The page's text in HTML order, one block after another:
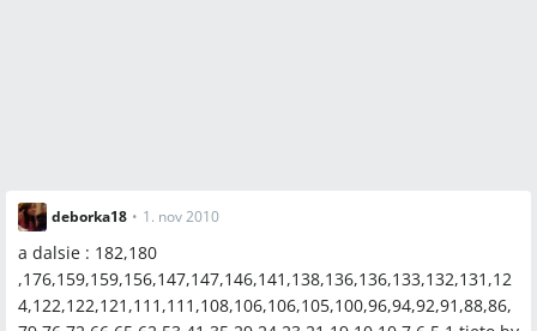
deborka18 • 1. nov 2010
a dalsie : 182,180
,176,159,159,156,147,147,146,141,138,136,136,133,132,131,12
4,122,122,121,111,111,108,106,106,105,100,96,94,92,91,88,86,